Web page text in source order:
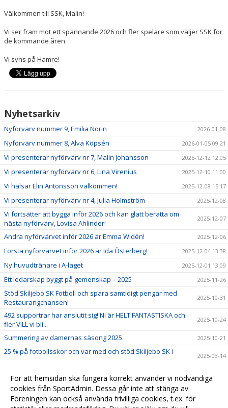
Välkommen till SSK, Malin!
Vi ser fram mot ett spännande 2026 och fler spelare som väljer SSK för
de kommande åren.
Vi syns på Hamre!
Nyhetsarkiv
Nyförvärv nummer 9, Emilia Norin 2026-01-08
Nyförvärv nummer 8, Alva Köpsén 2026-01-05 09:21
Vi presenterar nyförvärv nr 7, Malin Johansson 2025-12-12 12:05
Vi presenterar nyförvärv nr 6, Lina Virenius 2025-12-10 11:00
Vi hälsar Elin Antonsson välkommen! 2025-12-08 15:17
Vi presenterar nyförvärv nr 4, Julia Holmström 2025-12-08
Vi fortsätter att bygga inför 2026 och kan glatt berätta om
nästa nyförvärv, Lovisa Ahlinder!
2025-12-07
Andra nyförvärvet inför 2026 är Emma Widén! 2025-12-06
Första nyförvärvet inför 2026 är Ida Österberg! 2025-12-04 13:38
Ny huvudtränare i A-laget 2025-12-01 13:09
Ett ledarskap byggt på gemenskap – 2025 2025-11-26
Stöd Skiljebo SK Fotboll och spara samtidigt pengar med
Restaurangchansen!
2025-10-31
492 supportrar har anslutit sig! Ni är HELT FANTASTISKA och
fler VILL vi bli...
2025-10-24
Summering av damernas säsong 2025 2025-10-21
25 % på fotbollsskor och var med och stöd Skiljebo SK i
2025-03-14
ArosCupen 2025 - Spara datumen!
2025-02-20
2024-04-10 11:43
Vinnare i VLT cupen 2024 2024-02-13 10:23
För att hemsidan ska fungera korrekt använder vi nödvändiga
cookies från SportAdmin. Dessa går inte att stänga av.
Föreningen kan också använda frivilliga cookies, t.ex. för